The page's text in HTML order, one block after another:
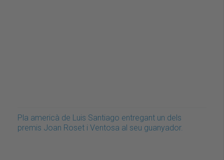
Pla americà de Luis Santiago entregant un dels
premis Joan Roset i Ventosa al seu guanyador.